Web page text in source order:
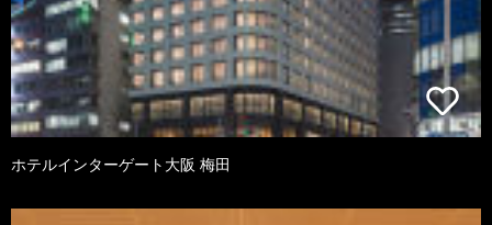
ホテルインターゲート大阪 梅田